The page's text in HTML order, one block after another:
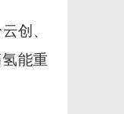
创、
能重